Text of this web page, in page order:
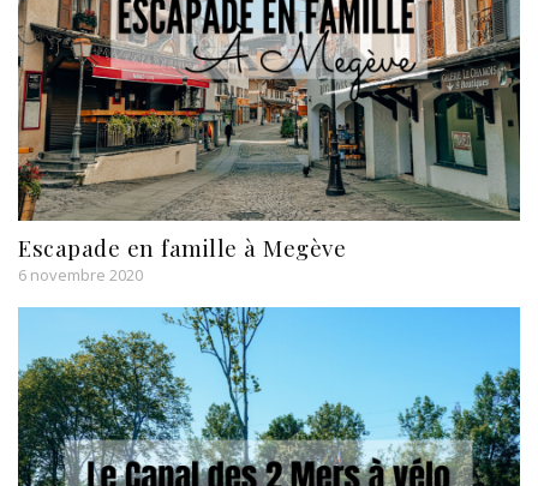
Escapade en famille à Megève
6 novembre 2020